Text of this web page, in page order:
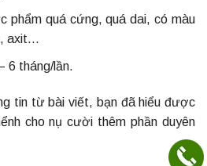
phẩm quá cứng, quá dai, có màu
axit…
6 tháng/lần.
tin từ bài viết, bạn đã hiểu được
cho nụ cười thêm phần duyên